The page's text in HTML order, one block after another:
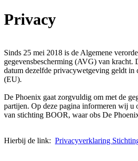
Privacy
Sinds 25 mei 2018 is de Algemene
gegevensbescherming (AVG) van kracht.
datum dezelfde privacywetgeving geldt in
(EU).
De Phoenix gaat zorgvuldig om met de
partijen. Op deze pagina informeren wij u
van stichting BOOR, waar obs De
Hierbij de link: Privacyverklaring